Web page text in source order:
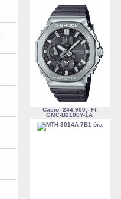
Casio 244.900,- Ft
GMC-B2100Y-1A